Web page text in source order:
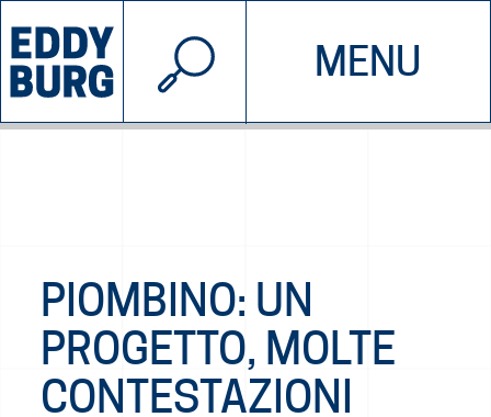
MENU
INIZIATIVE CHI SIAMO
© 2026 EDDYBURG
PIOMBINO: UN
PROGETTO, MOLTE
CONTESTAZIONI